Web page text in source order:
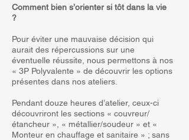
Comment bien s’orienter si tôt dans la vie
?
Pour éviter une mauvaise décision qui
aurait des répercussions sur une
éventuelle réussite, nous permettons à nos
« 3P Polyvalente » de découvrir les options
présentes dans nos ateliers.
Pendant douze heures d’atelier, ceux-ci
découvriront les sections « couvreur/
étancheur », « métallier/soudeur » et «
Monteur en chauffage et sanitaire » ; sans